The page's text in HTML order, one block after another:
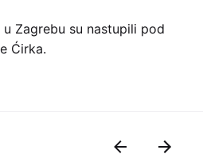
Zagrebu su nastupili pod
Ćirka.